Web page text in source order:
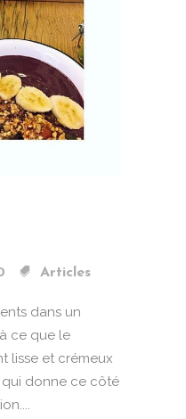
Articles
dans un
ce que le
lisse et crémeux
donne ce côté